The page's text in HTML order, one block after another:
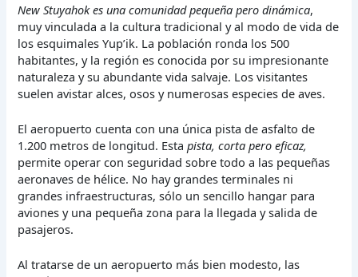
New Stuyahok es una comunidad pequeña pero dinámica,
muy vinculada a la cultura tradicional y al modo de vida de
los esquimales Yup’ik. La población ronda los 500
habitantes, y la región es conocida por su impresionante
naturaleza y su abundante vida salvaje. Los visitantes
suelen avistar alces, osos y numerosas especies de aves.
El aeropuerto cuenta con una única pista de asfalto de
1.200 metros de longitud. Estapista, corta pero eficaz,
permite operar con seguridad sobre todo a las pequeñas
aeronaves de hélice. No hay grandes terminales ni
grandes infraestructuras, sólo un sencillo hangar para
aviones y una pequeña zona para la llegada y salida de
pasajeros.
Al tratarse de un aeropuerto más bien modesto, las